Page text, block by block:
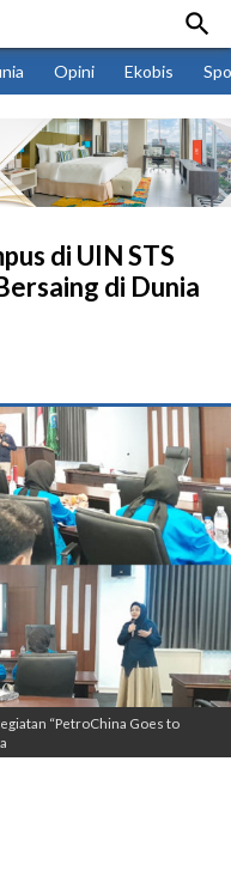

Opini Ekobis
di UIN STS
di Dunia
“PetroChina Goes to